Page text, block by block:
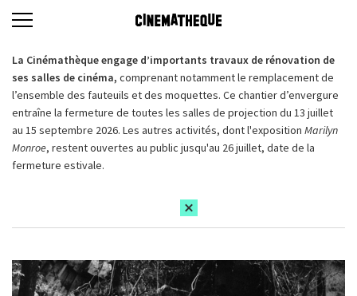
La Cinémathèque engage d’importants travaux de rénovation de
ses salles de cinéma, comprenant notamment le remplacement de
l’ensemble des fauteuils et des moquettes. Ce chantier d’envergure
entraîne la fermeture de toutes les salles de projection du 13 juillet
au 15 septembre 2026. Les autres activités, dont l'exposition Marilyn
Monroe, restent ouvertes au public jusqu'au 26 juillet, date de la
fermeture estivale.